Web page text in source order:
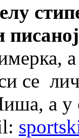
се
а у